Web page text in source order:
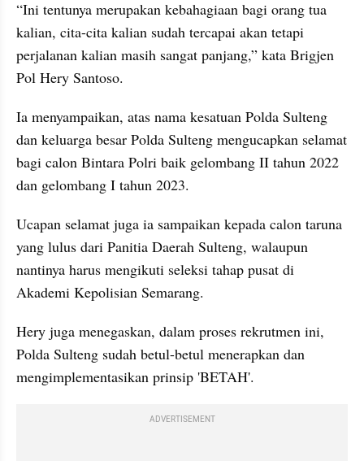
“Ini tentunya merupakan kebahagiaan bagi orang tua
kalian, cita-cita kalian sudah tercapai akan tetapi
perjalanan kalian masih sangat panjang,” kata Brigjen
Pol Hery Santoso.
Ia menyampaikan, atas nama kesatuan Polda Sulteng
dan keluarga besar Polda Sulteng mengucapkan selamat
bagi calon Bintara Polri baik gelombang II tahun 2022
dan gelombang I tahun 2023.
Ucapan selamat juga ia sampaikan kepada calon taruna
yang lulus dari Panitia Daerah Sulteng, walaupun
nantinya harus mengikuti seleksi tahap pusat di
Akademi Kepolisian Semarang.
Hery juga menegaskan, dalam proses rekrutmen ini,
Polda Sulteng sudah betul-betul menerapkan dan
mengimplementasikan prinsip 'BETAH'.
ADVERTISEMENT